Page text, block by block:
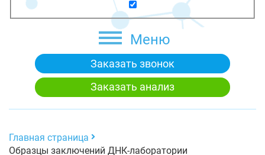
Меню
Заказать звонок
Заказать анализ
Главная страница
Образцы заключений ДНК-лаборатории